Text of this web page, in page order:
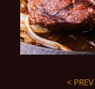
< PREV